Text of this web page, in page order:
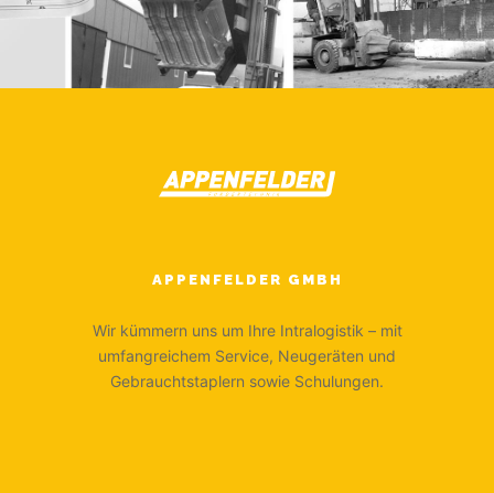
APPENFELDER GMBH
Wir kümmern uns um Ihre Intralogistik – mit
umfangreichem Service, Neugeräten und
Gebrauchtstaplern sowie Schulungen.